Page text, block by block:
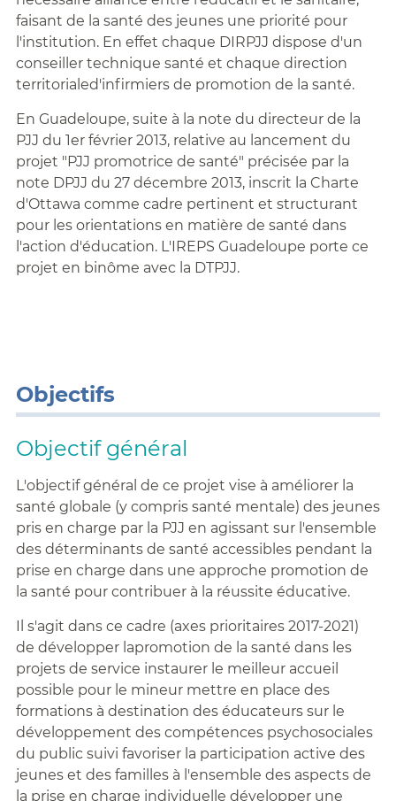
faisant de la santé des jeunes une priorité pour
l'institution. En effet chaque DIRPJJ dispose d'un
conseiller technique santé et chaque direction
territorialed'infirmiers de promotion de la santé.
En Guadeloupe, suite à la note du directeur de la
PJJ du 1er février 2013, relative au lancement du
projet "PJJ promotrice de santé" précisée par la
note DPJJ du 27 décembre 2013, inscrit la Charte
d'Ottawa comme cadre pertinent et structurant
pour les orientations en matière de santé dans
l'action d'éducation. L'IREPS Guadeloupe porte ce
projet en binôme avec la DTPJJ.
Objectifs
Objectif général
L'objectif général de ce projet vise à améliorer la
santé globale (y compris santé mentale) des jeunes
pris en charge par la PJJ en agissant sur l'ensemble
des déterminants de santé accessibles pendant la
prise en charge dans une approche promotion de
la santé pour contribuer à la réussite éducative.
Il s'agit dans ce cadre (axes prioritaires 2017-2021)
de développer lapromotion de la santé dans les
projets de service instaurer le meilleur accueil
possible pour le mineur mettre en place des
formations à destination des éducateurs sur le
développement des compétences psychosociales
du public suivi favoriser la participation active des
jeunes et des familles à l'ensemble des aspects de
la prise en charge individuelle développer une